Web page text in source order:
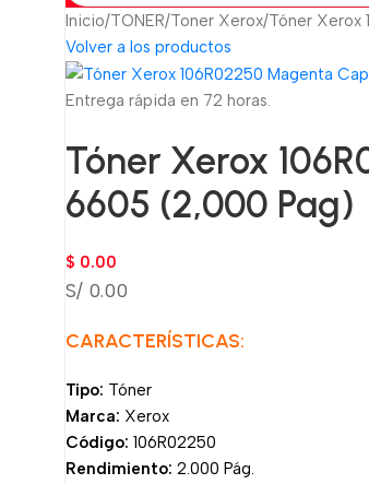
Inicio TONER Toner Xerox Tóner Xerox
Volver a los productos
Entrega rápida en 72 horas.
Tóner Xerox
6605 (2,000 Pag)
$ 0.00
S/ 0.00
CARACTERÍSTICAS:
Tipo: Tóner
Marca: Xerox
Código: 106R02250
Rendimiento: 2.000 Pág.